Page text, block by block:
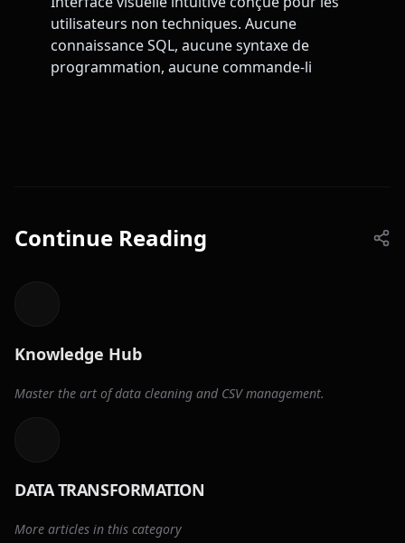
utilisateurs non techniques. Aucune
connaissance SQL, aucune syntaxe de
programmation, aucune commande-li
Continue Reading
Knowledge Hub
Master the art of data cleaning and CSV management.
DATA TRANSFORMATION
More articles in this category